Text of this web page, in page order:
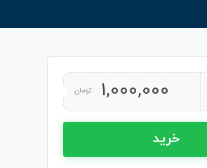
1,000,000 تومان
خرید